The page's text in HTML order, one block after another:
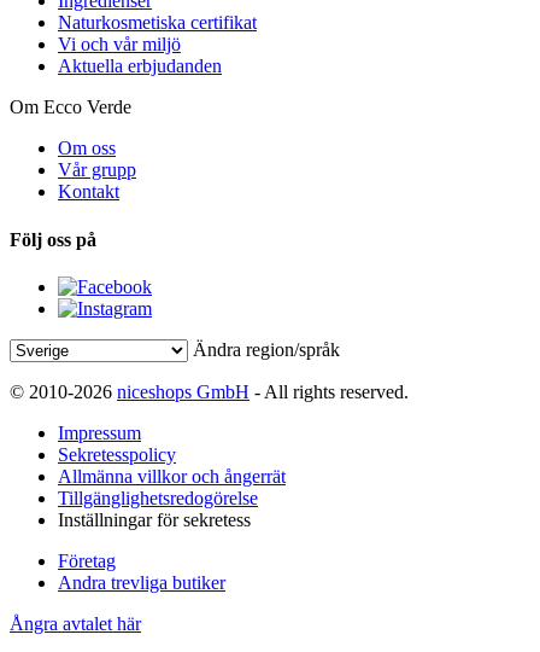
Naturkosmetiska certifikat
Vi och vår miljö
Aktuella erbjudanden
Om Ecco Verde
Om oss
Vår grupp
Kontakt
Följ oss på
Ändra region/språk
© 2010-2026 niceshops GmbH - All rights reserved.
Impressum
Sekretesspolicy
Allmänna villkor och ångerrät
Tillgänglighetsredogörelse
Inställningar för sekretess
Företag
Andra trevliga butiker
Ångra avtalet här